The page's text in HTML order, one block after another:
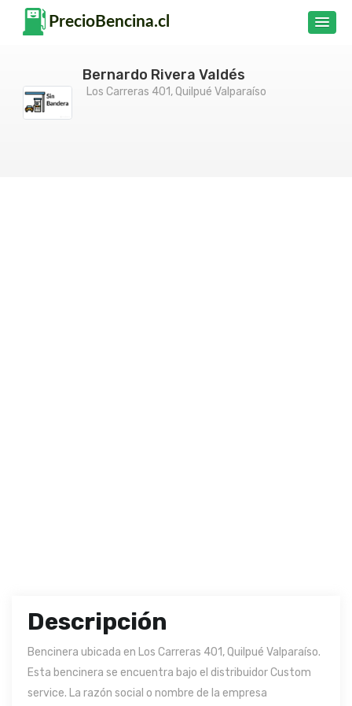
Bernardo Rivera Valdés
Los Carreras 401, Quilpué Valparaíso
Descripción
Bencinera ubicada en Los Carreras 401, Quilpué Valparaíso.
Esta bencinera se encuentra bajo el distribuidor Custom
service. La razón social o nombre de la empresa